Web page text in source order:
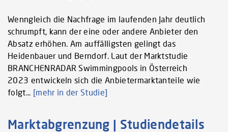
Wenngleich die Nachfrage im laufenden Jahr deutlich
schrumpft, kann der eine oder andere Anbieter den
Absatz erhöhen. Am auffälligsten gelingt das
Heidenbauer und Berndorf. Laut der Marktstudie
BRANCHENRADAR Swimmingpools in Österreich
2023 entwickeln sich die Anbietermarktanteile wie
folgt... [mehr in der Studie]
Marktabgrenzung | Studiendetails